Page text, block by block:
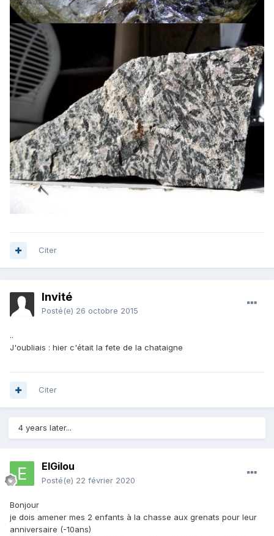
Citer
Invité
Posté(e) 26 octobre 2015
..
J'oubliais : hier c'était la fete de la chataigne
Citer
4 years later...
ElGilou
Posté(e) 22 février 2020
Bonjour
je dois amener mes 2 enfants à la chasse aux grenats pour leur
anniversaire (-10ans)